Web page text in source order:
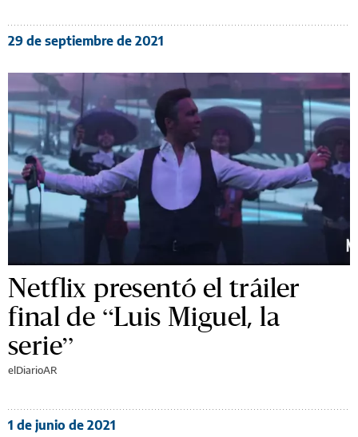
29 de septiembre de 2021
Netflix presentó el tráiler
final de “Luis Miguel, la
serie”
elDiarioAR
1 de junio de 2021